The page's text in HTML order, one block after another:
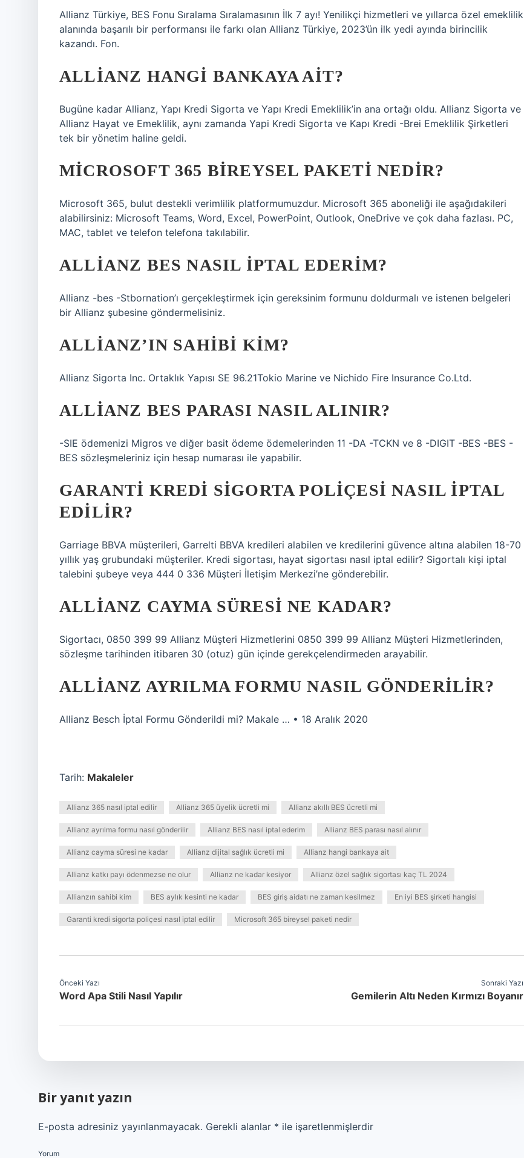
Allianz Türkiye, BES Fonu Sıralama Sıralamasının İlk 7 ayı! Yenilikçi hizmetleri ve yıllarca özel emeklilik
alanında başarılı bir performansı ile farkı olan Allianz Türkiye, 2023’ün ilk yedi ayında birincilik
kazandı. Fon.
ALLIANZ HANGI BANKAYA AIT?
Bugüne kadar Allianz, Yapı Kredi Sigorta ve Yapı Kredi Emeklilik’in ana ortağı oldu. Allianz Sigorta ve
Allianz Hayat ve Emeklilik, aynı zamanda Yapi Kredi Sigorta ve Kapı Kredi -Brei Emeklilik Şirketleri
tek bir yönetim haline geldi.
MICROSOFT 365 BIREYSEL PAKETI NEDIR?
Microsoft 365, bulut destekli verimlilik platformumuzdur. Microsoft 365 aboneliği ile aşağıdakileri
alabilirsiniz: Microsoft Teams, Word, Excel, PowerPoint, Outlook, OneDrive ve çok daha fazlası. PC,
MAC, tablet ve telefon telefona takılabilir.
ALLIANZ BES NASIL IPTAL EDERIM?
Allianz -bes -Stbornation’ı gerçekleştirmek için gereksinim formunu doldurmalı ve istenen belgeleri
bir Allianz şubesine göndermelisiniz.
ALLIANZ’IN SAHIBI KIM?
Allianz Sigorta Inc. Ortaklık Yapısı SE 96.21Tokio Marine ve Nichido Fire Insurance Co.Ltd.
ALLIANZ BES PARASI NASIL ALINIR?
-SIE ödemenizi Migros ve diğer basit ödeme ödemelerinden 11 -DA -TCKN ve 8 -DIGIT -BES -BES -
BES sözleşmeleriniz için hesap numarası ile yapabilir.
GARANTI KREDI SIGORTA POLIÇESI NASIL IPTAL
EDILIR?
Garriage BBVA müşterileri, Garrelti BBVA kredileri alabilen ve kredilerini güvence altına alabilen 18-70
yıllık yaş grubundaki müşteriler. Kredi sigortası, hayat sigortası nasıl iptal edilir? Sigortalı kişi iptal
talebini şubeye veya 444 0 336 Müşteri İletişim Merkezi’ne gönderebilir.
ALLIANZ CAYMA SÜRESI NE KADAR?
Sigortacı, 0850 399 99 Allianz Müşteri Hizmetlerini 0850 399 99 Allianz Müşteri Hizmetlerinden,
sözleşme tarihinden itibaren 30 (otuz) gün içinde gerekçelendirmeden arayabilir.
ALLIANZ AYRILMA FORMU NASIL GÖNDERILIR?
Allianz Besch İptal Formu Gönderildi mi? Makale … • 18 Aralık 2020
Tarih: Makaleler
Allianz 365 nasıl iptal edilir Allianz 365 üyelik ücretli mi Allianz akıllı BES ücretli mi
Allianz ayrılma formu nasıl gönderilir Allianz BES nasıl iptal ederim Allianz BES parası nasıl alınır
Allianz cayma süresi ne kadar Allianz dijital sağlık ücretli mi Allianz hangi bankaya ait
Allianz katkı payı ödenmezse ne olur Allianz ne kadar kesiyor Allianz özel sağlık sigortası kaç TL 2024
Allianzın sahibi kim BES aylık kesinti ne kadar BES giriş aidatı ne zaman kesilmez En iyi BES şirketi hangisi
Garanti kredi sigorta poliçesi nasıl iptal edilir Microsoft 365 bireysel paketi nedir
Önceki Yazı
Word Apa Stili Nasıl Yapılır
Sonraki Yazı
Gemilerin Altı Neden Kırmızı Boyanır
Bir yanıt yazın
E-posta adresiniz yayınlanmayacak. Gerekli alanlar * ile işaretlenmişlerdir
Yorum